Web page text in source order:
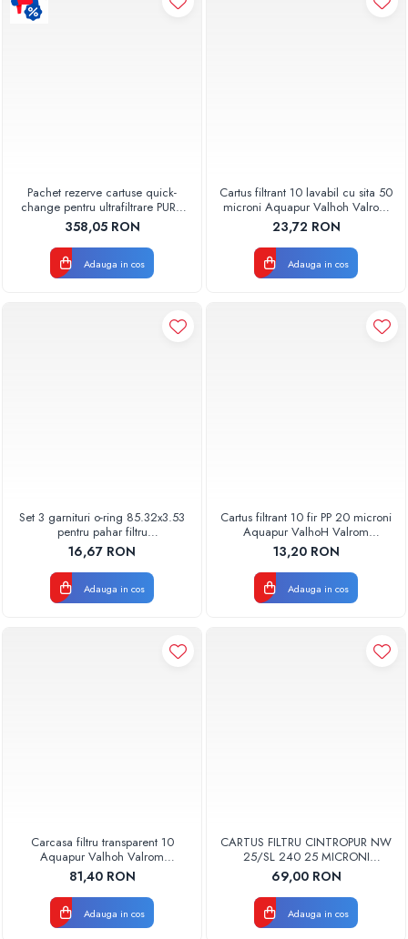
Pachet rezerve cartuse quick-
change pentru ultrafiltrare PUR4
Aquapur Valhoh Valrom
358,05 RON
Adauga in cos
Cartus filtrant 10 lavabil cu sita 50
microni Aquapur Valhoh Valrom
AQUA07000310050
23,72 RON
Adauga in cos
Set 3 garnituri o-ring 85.32x3.53
pentru pahar filtru
AQUA06030000000
16,67 RON
Adauga in cos
Cartus filtrant 10 fir PP 20 microni
Aquapur ValhoH Valrom
AQUA07000210020
13,20 RON
Adauga in cos
Carcasa filtru transparent 10
Aquapur Valhoh Valrom
AQUA00110001032
81,40 RON
Adauga in cos
CARTUS FILTRU CINTROPUR NW
25/SL 240 25 MICRONI
MANSOANE FILTRARE SET 5BUC
69,00 RON
Adauga in cos